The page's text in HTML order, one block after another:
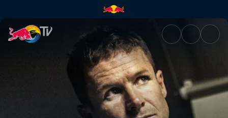
Mission to the Edge of